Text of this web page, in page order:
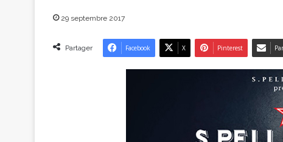
29 septembre 2017
Partager Facebook X Pinterest